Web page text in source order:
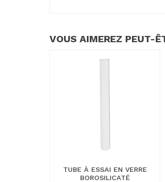
VOUS AIMEREZ PEUT-
TUBE À ESSAI EN VERRE
BOROSILICATÉ